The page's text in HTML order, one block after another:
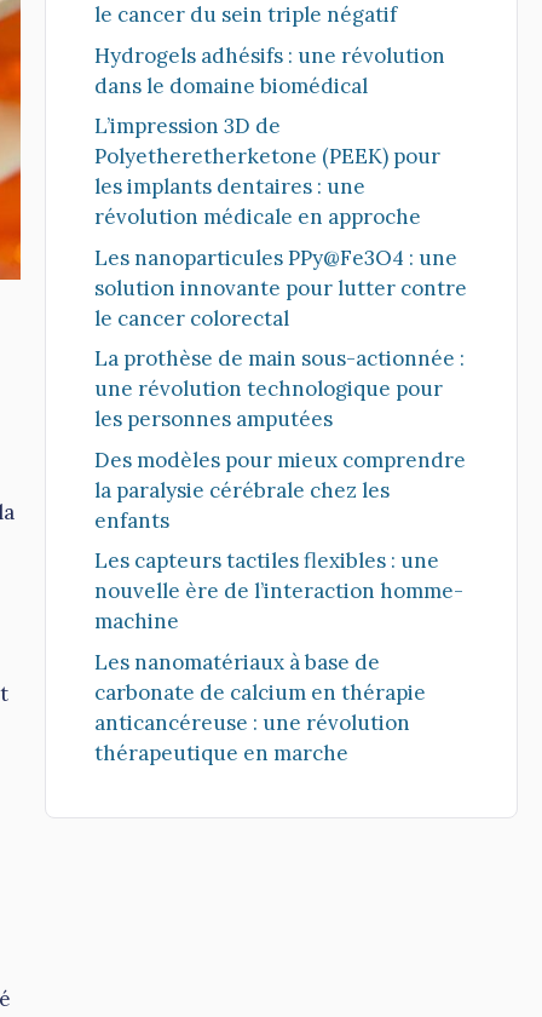
le cancer du sein triple négatif
Hydrogels adhésifs : une révolution
dans le domaine biomédical
L’impression 3D de
Polyetheretherketone (PEEK) pour
les implants dentaires : une
révolution médicale en approche
Les nanoparticules PPy@Fe3O4 : une
solution innovante pour lutter contre
le cancer colorectal
La prothèse de main sous-actionnée :
une révolution technologique pour
les personnes amputées
Des modèles pour mieux comprendre
la paralysie cérébrale chez les
enfants
Les capteurs tactiles flexibles : une
nouvelle ère de l’interaction homme-
machine
Les nanomatériaux à base de
carbonate de calcium en thérapie
anticancéreuse : une révolution
thérapeutique en marche